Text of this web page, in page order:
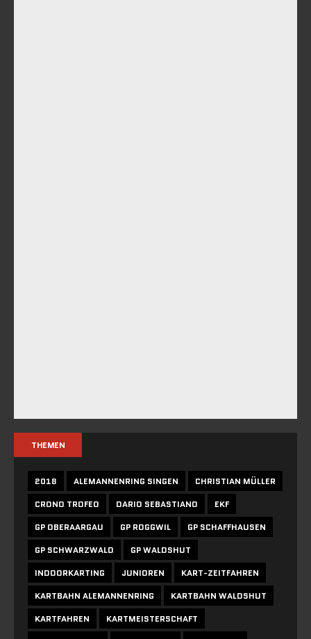
THEMEN
2018 ALEMANNENRING SINGEN
CHRISTIAN MÜLLER
CRONO TROFEO
DARIO SEBASTIANO
EKF
GP OBERAARGAU
GP ROGGWIL
GP SCHAFFHAUSEN
GP SCHWARZWALD
GP WALDSHUT
INDOORKARTING
JUNIOREN
KART-ZEITFAHREN
KARTBAHN ALEMANNENRING
KARTBAHN WALDSHUT
KARTFAHREN
KARTMEISTERSCHAFT